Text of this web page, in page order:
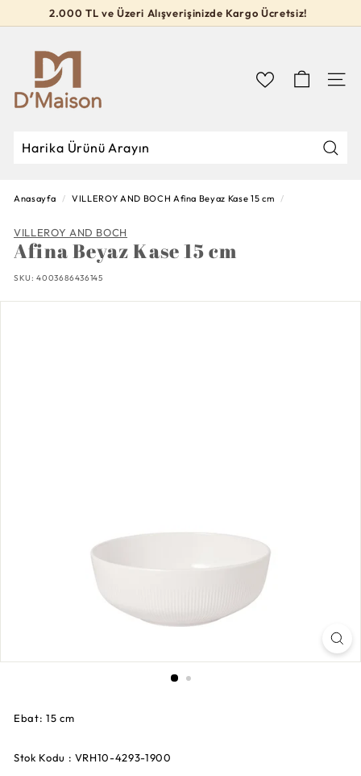
Slideshow
2.000 TL ve Üzeri Alışverişinizde Kargo Ücretsiz!
D’M
i
s
n
Anasayfa / VILLEROY AND BOCH Afina Beyaz Kase 15 cm /
VILLEROY AND BOCH
Afina Beyaz Kase 15 cm
SKU:4003686436145
Ebat: 15 cm
Stok Kodu : VRH10-4293-1900